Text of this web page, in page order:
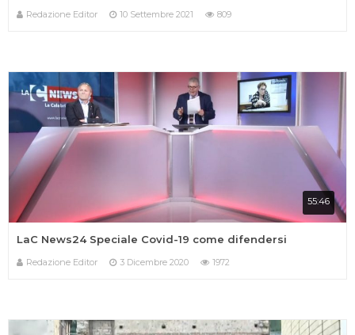
Redazione Editor 10 Settembre 2021 809
55:46
LaC News24 Speciale Covid-19 come difendersi
Redazione Editor 3 Dicembre 2020 1972